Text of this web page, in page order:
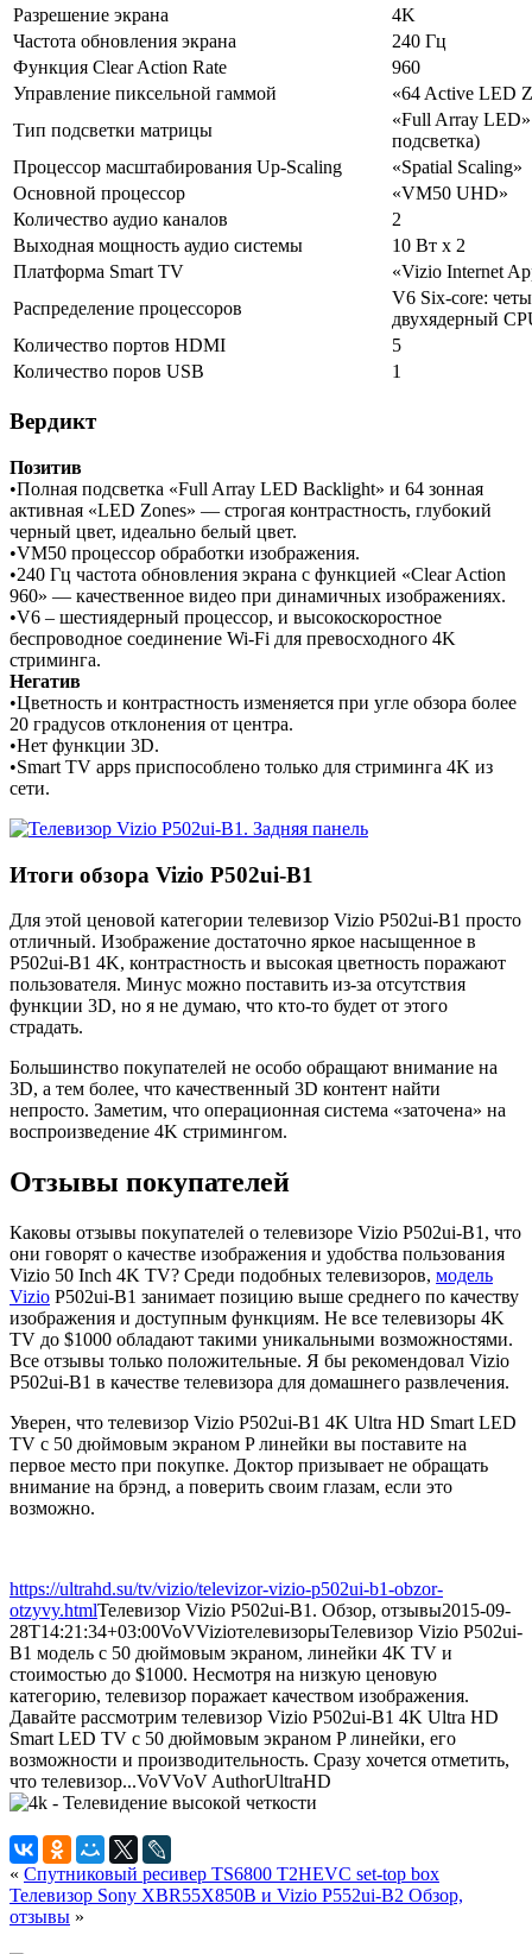
Разрешение экрана
4K
Частота обновления экрана
240 Гц
Функция Clear Action Rate
960
Управление пиксельной гаммой
«64 Active LED
Тип подсветки матрицы
«Full Array
подсветка)
Процессор масштабирования Up-Scaling
«Spatial Scaling»
Основной процессор
«VM50 UHD»
Количество аудио каналов
2
Выходная мощность аудио системы
10 Вт x 2
Платформа Smart TV
«Vizio Internet
Распределение процессоров
V6 Six-core:
двухядерный
Количество портов HDMI
5
Количество поров USB
1
Вердикт
Позитив
•Полная подсветка «Full Array LED Backlight» и 64 зонная
активная «LED Zones» — строгая контрастность, глубокий
черный цвет, идеально белый цвет.
•VM50 процессор обработки изображения.
•240 Гц частота обновления экрана с функцией «Clear Action
960» — качественное видео при динамичных изображениях.
•V6 – шестиядерный процессор, и высокоскоростное
беспроводное соединение Wi-Fi для превосходного 4K
стриминга.
Негатив
•Цветность и контрастность изменяется при угле обзора более
20 градусов отклонения от центра.
•Нет функции 3D.
•Smart TV apps приспособлено только для стриминга 4K из
сети.
Итоги обзора Vizio P502ui-B1
Для этой ценовой категории телевизор Vizio P502ui-B1 просто
отличный. Изображение достаточно яркое насыщенное в
P502ui-B1 4K, контрастность и высокая цветность поражают
пользователя. Минус можно поставить из-за отсутствия
функции 3D, но я не думаю, что кто-то будет от этого
страдать.
Большинство покупателей не особо обращают внимание на
3D, а тем более, что качественный 3D контент найти
непросто. Заметим, что операционная система «заточена» на
воспроизведение 4K стримингом.
Отзывы покупателей
Каковы отзывы покупателей о телевизоре Vizio P502ui-B1, что
они говорят о качестве изображения и удобства пользования
Vizio 50 Inch 4K TV? Среди подобных телевизоров, модель
Vizio P502ui-B1 занимает позицию выше среднего по качеству
изображения и доступным функциям. Не все телевизоры 4K
TV до $1000 обладают такими уникальными возможностями.
Все отзывы только положительные. Я бы рекомендовал Vizio
P502ui-B1 в качестве телевизора для домашнего развлечения.
Уверен, что телевизор Vizio P502ui-B1 4K Ultra HD Smart LED
TV с 50 дюймовым экраном P линейки вы поставите на
первое место при покупке. Доктор призывает не обращать
внимание на брэнд, а поверить своим глазам, если это
возможно.
https://ultrahd.su/tv/vizio/televizor-vizio-p502ui-b1-obzor-
otzyvy.htmlТелевизор Vizio P502ui-B1. Обзор, отзывы2015-09-
28T14:21:34+03:00VoVVizioтелевизорыТелевизор Vizio P502ui-
B1 модель с 50 дюймовым экраном, линейки 4K TV и
стоимостью до $1000. Несмотря на низкую ценовую
категорию, телевизор поражает качеством изображения.
Давайте рассмотрим телевизор Vizio P502ui-B1 4K Ultra HD
Smart LED TV с 50 дюймовым экраном P линейки, его
возможности и производительность. Сразу хочется отметить,
что телевизор...VoVVoV AuthorUltraHD
« Спутниковый ресивер TS6800 T2HEVC set-top box
Телевизор Sony XBR55X850B и Vizio P552ui-B2 Обзор,
отзывы »